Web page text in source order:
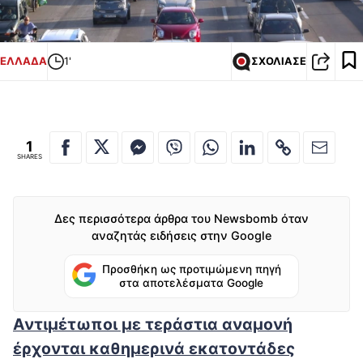
ΕΛΛΑΔΑ 1' ΣΧΟΛΙΑΣΕ
1
SHARES
Δες περισσότερα άρθρα του Newsbomb όταν
αναζητάς ειδήσεις στην Google
Προσθήκη ως προτιμώμενη πηγή
στα αποτελέσματα Google
Αντιμέτωποι με τεράστια αναμονή
έρχονται καθημερινά εκατοντάδες